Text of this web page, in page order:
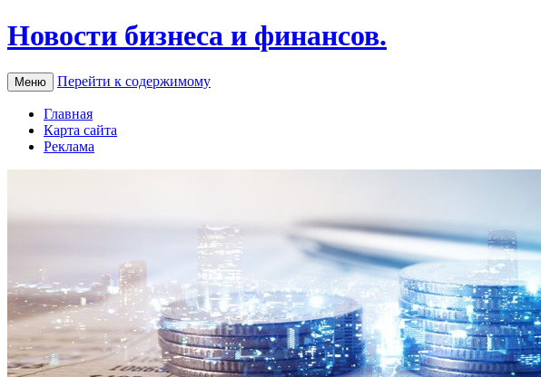
Новости бизнеса и финансов.
Меню Перейти к содержимому
Главная
Карта сайта
Реклама